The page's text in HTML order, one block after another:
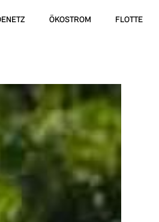
ÖKOSTROM FLOTTE